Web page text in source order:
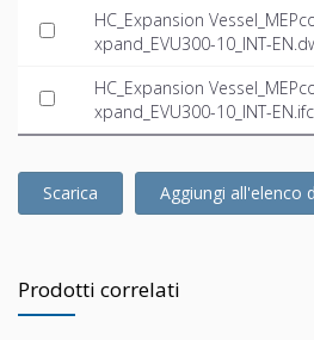
HC_Expansion
xpand_EVU300-10_INT-
HC_Expansion
xpand_EVU300-10_INT-EN.ifc
Scarica Aggiungi all'elenco
Prodotti correlati